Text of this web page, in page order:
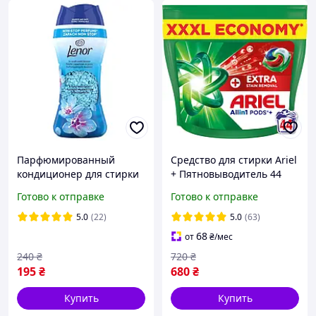
Парфюмированный
кондиционер для стирки
Весеннее пробуждение
195 г
Готово к отправке
5.0 (22)
195₴
240 ₴
Купить
Средство для стирки Ariel
+ Пятновыводитель 44
Готово к отправке
5.0 (63)
от68₴/мес
680₴
720 ₴
Купить